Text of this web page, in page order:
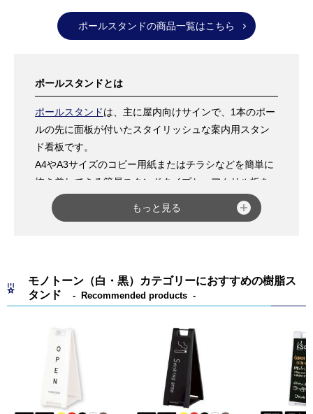
ポールスタンドの商品一覧はこちら
ポールスタンドとは
ポールスタンドは、主に屋内向けサインで、1本のポー
ルの先に面板が付いたスタイリッシュな案内用スタン
ド看板です。
A4やA3サイズのコピー用紙またはチラシなどを簡単に
抜き差しできる簡易スタンドタイプと、アクリル板を
使用した高級感のあるタイプがあります。
サイズのバリエーションも多く、省スペースで設置で
度調整ができるタイプなどがございます。
「プリントメディアスタンド PM-3TK」は、A3タテの
ースタンドです。デパートなどでよく見かけ、両面掲
示が可能なタイプです。A3ヨコに対応した「
メディアスタンド PM-3YK
」もあります
PHポールサイン PH-214
」は、A4タテの印刷物を付
属の透明カバーにはさみこみ、パネル上部の溝から抜
もっと見る
モノトーン（白・黒）カテゴリーにおすすめの樹脂ス
タンド
Recommended products